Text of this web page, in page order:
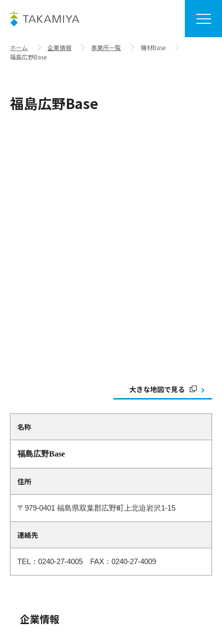
ホーム 企業情報 事業所一覧
機材Base
福島広野Base
福島広野Base
大きな地図で見る
名称
福島広野Base
住所
〒979-0401 福島県双葉郡広野町上北迫岩沢1-15
連絡先
TEL：0240-27-4005 FAX：0240-27-4009
企業情報